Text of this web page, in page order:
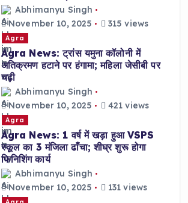
Abhimanyu Singh
November 10, 2025
315 views
Agra
Agra News: ट्रांस यमुना कॉलोनी में
अतिक्रमण हटाने पर हंगामा; महिला जेसीबी पर
चढ़ी
Abhimanyu Singh
November 10, 2025
421 views
Agra
Agra News: 1 वर्ष में खड़ा हुआ VSPS
स्कूल का 3 मंजिला ढाँचा; शीघ्र शुरू होगा
फिनिशिंग कार्य
Abhimanyu Singh
November 10, 2025
131 views